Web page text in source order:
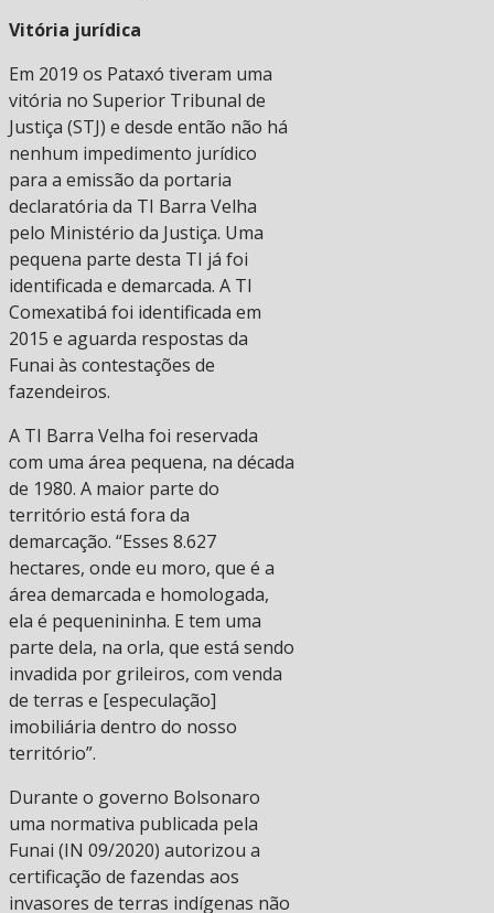
Vitória jurídica
Em 2019 os Pataxó tiveram uma
vitória no Superior Tribunal de
Justiça (STJ) e desde então não há
nenhum impedimento jurídico
para a emissão da portaria
declaratória da TI Barra Velha
pelo Ministério da Justiça. Uma
pequena parte desta TI já foi
identificada e demarcada. A TI
Comexatibá foi identificada em
2015 e aguarda respostas da
Funai às contestações de
fazendeiros.
A TI Barra Velha foi reservada
com uma área pequena, na década
de 1980. A maior parte do
território está fora da
demarcação. “Esses 8.627
hectares, onde eu moro, que é a
área demarcada e homologada,
ela é pequenininha. E tem uma
parte dela, na orla, que está sendo
invadida por grileiros, com venda
de terras e [especulação]
imobiliária dentro do nosso
território”.
Durante o governo Bolsonaro
uma normativa publicada pela
Funai (IN 09/2020) autorizou a
certificação de fazendas aos
invasores de terras indígenas não